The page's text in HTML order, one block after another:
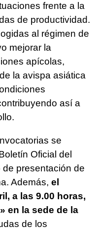
frente a la
de productividad.
al régimen de
mejorar la
apícolas,
la avispa asiática
así a
se
Oficial del
de presentación de
Además, el
a las 9.00 horas,
en la sede de la
de los